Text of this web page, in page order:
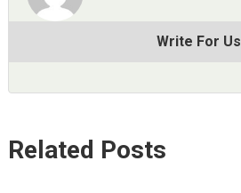
Write For Us
Related Posts